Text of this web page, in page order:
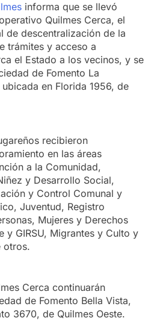
informa que se llevó
Quilmes Cerca, el
de descentralización de la
trámites y acceso a
el Estado a los vecinos, y se
de Fomento La
en Florida 1956, de
recibieron
en las áreas
a la Comunidad,
y Desarrollo Social,
y Control Comunal y
Juventud, Registro
Mujeres y Derechos
y GIRSU, Migrantes y Culto y
otros.
Cerca continuarán
de Fomento Bella Vista,
3670, de Quilmes Oeste.